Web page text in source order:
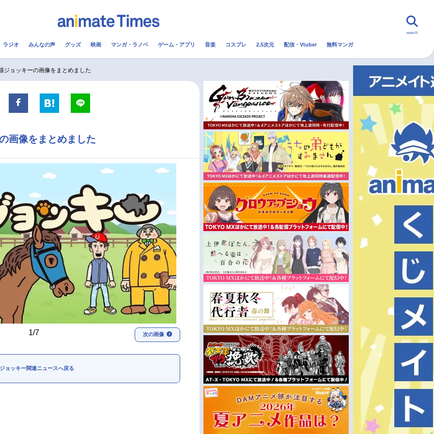
配信・Vtuber トレンド 無料マンガ
実写化映画一覧
男性声優/女性声優一覧
今期アニメ曜日別一覧
夏アニメ
秋アニメ
冬アニメ
FOLLOW US
search
ラジオ みんなの声 グッズ 映画 マンガ・ラノベ ゲーム・アプリ 音楽 コスプレ 2.5次元 配信・Vtuber 無料マンガ
ジョッキーの画像をまとめました
画像をまとめました
1/7 次の画像
ョッキー関連ニュースへ戻る